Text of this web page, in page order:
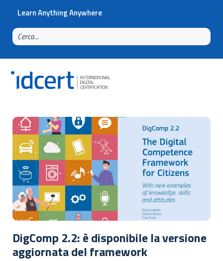
Learn Anything Anywhere
DigComp 2.2: è disponibile la versione
aggiornata del framework